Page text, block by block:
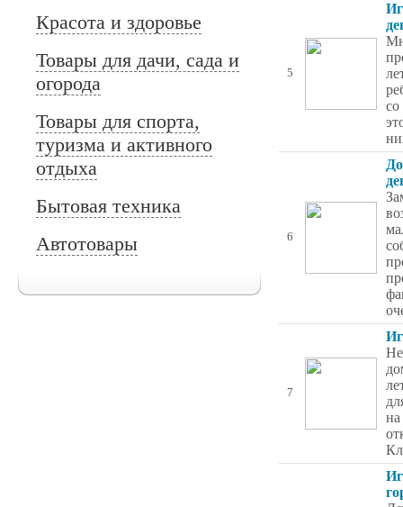
Красота и здоровье
Товары для дачи, сада и
огорода
Товары для спорта,
туризма и активного
отдыха
Бытовая техника
Автотовары
5
со
6
7